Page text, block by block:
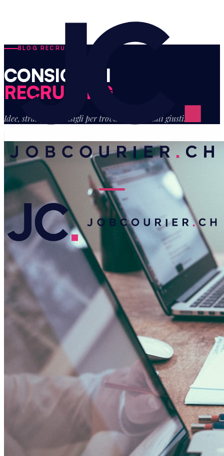
IT
Login
BLOG RECRUITING
CONSIGLI DI
RECRUITING
Idee, strategie e consigli per trovare i candidati giusti.